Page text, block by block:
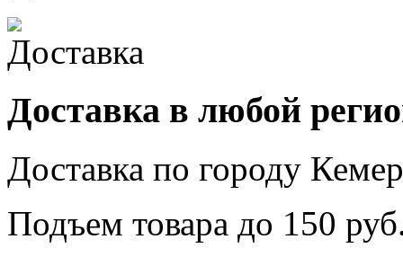
Доставка в любой
Доставка по городу
Подъем товара до 150